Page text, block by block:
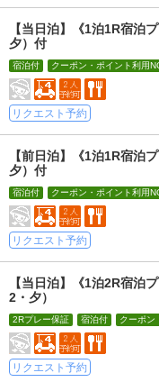
【当日泊】《1泊1R宿泊
夕）付
宿泊付 クーポン・ポイント利用
リクエスト予約
【前日泊】《1泊1R宿泊
夕）付
宿泊付 クーポン・ポイント利用
リクエスト予約
【当日泊】《1泊2R宿泊
2・夕）
2Rプレー保証 宿泊付 クーポン
リクエスト予約